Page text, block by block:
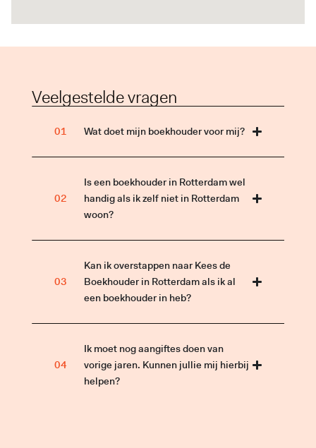
Veelgestelde vragen
Wat doet mijn boekhouder voor mij?
Is een boekhouder in Rotterdam wel
handig als ik zelf niet in Rotterdam
woon?
Kan ik overstappen naar Kees de
Boekhouder in Rotterdam als ik al
een boekhouder in heb?
Ik moet nog aangiftes doen van
vorige jaren. Kunnen jullie mij hierbij
helpen?